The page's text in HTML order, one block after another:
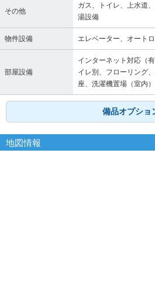
その他
ガス、トイレ、上水道
湯設備
物件設備 エレベーター、オート
部屋設備
インターネット対応（
イレ別、フローリング
座、洗濯機置場（室内）
備品オプショ
地図情報